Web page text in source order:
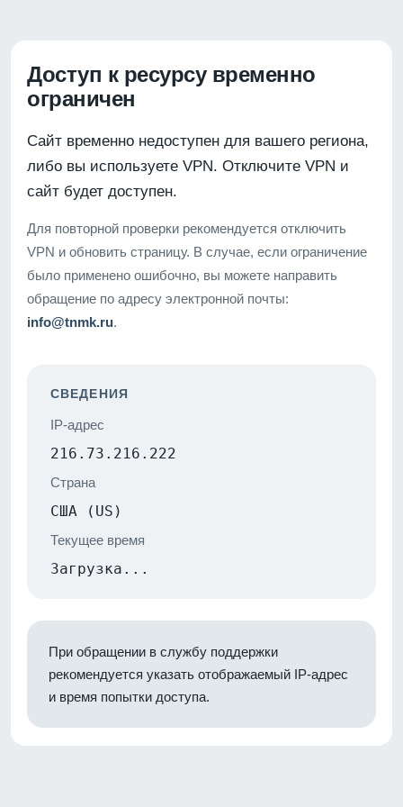
Доступ к ресурсу временно
ограничен
Сайт временно недоступен для вашего региона,
либо вы используете VPN. Отключите VPN и
сайт будет доступен.
Для повторной проверки рекомендуется отключить
VPN и обновить страницу. В случае, если ограничение
было применено ошибочно, вы можете направить
обращение по адресу электронной почты:
info@tnmk.ru.
СВЕДЕНИЯ
IP-адрес
216.73.216.222
Страна
США (US)
Текущее время
Загрузка...
При обращении в службу поддержки
рекомендуется указать отображаемый IP-адрес
и время попытки доступа.